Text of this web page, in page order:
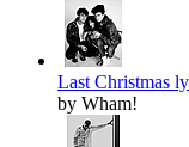
Last Christmas
by Wham!